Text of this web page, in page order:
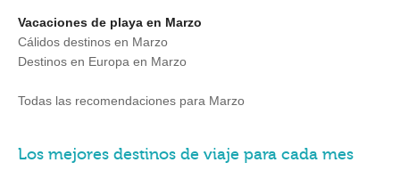
Vacaciones de playa en Marzo
Cálidos destinos en Marzo
Destinos en Europa en Marzo
Todas las recomendaciones para Marzo
Los mejores destinos de viaje para cada mes